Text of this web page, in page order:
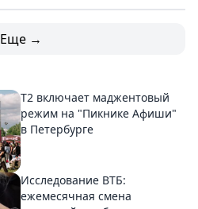
Еще →
Т2 включает маджентовый
режим на "Пикнике Афиши"
в Петербурге
Исследование ВТБ:
ежемесячная смена